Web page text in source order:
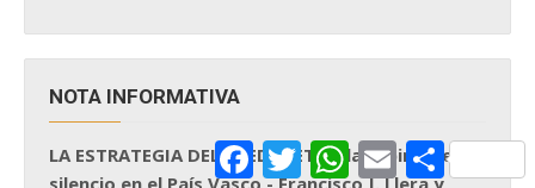
NOTA INFORMATIVA
LA ESTRATEGIA DEL MIEDO. ETA y la espiral del
silencio en el País Vasco - Francisco J. Llera y
Facebook
TwitterWhatsApp
EmailCompartir